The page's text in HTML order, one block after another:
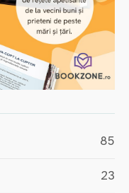
85
23